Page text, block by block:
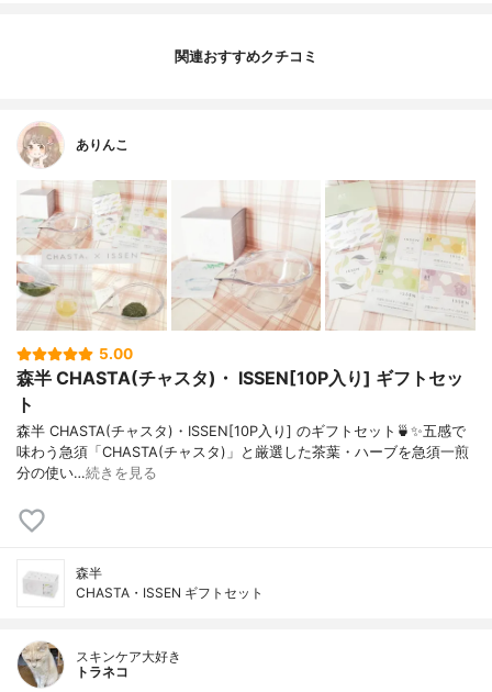
関連おすすめクチコミ
ありんこ
5.00
森半 CHASTA(チャスタ)・ ISSEN[10P入り] ギフトセッ
ト
森半 CHASTA(チャスタ)・ISSEN[10P入り] のギフトセット🍵✨五感で
味わう急須「CHASTA(チャスタ)」と厳選した茶葉・ハーブを急須一煎
分の使い…続きを見る
森半
CHASTA・ISSEN ギフトセット
スキンケア大好き
トラネコ